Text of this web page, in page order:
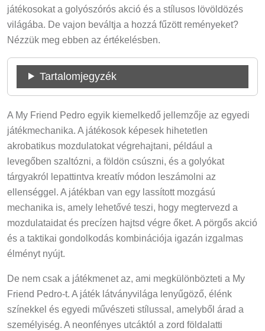
játékosokat a golyószórós akció és a stílusos lövöldözés
világába. De vajon beváltja a hozzá fűzött reményeket?
Nézzük meg ebben az értékelésben.
Tartalomjegyzék
A My Friend Pedro egyik kiemelkedő jellemzője az egyedi
játékmechanika. A játékosok képesek hihetetlen
akrobatikus mozdulatokat végrehajtani, például a
levegőben szaltózni, a földön csúszni, és a golyókat
tárgyakról lepattintva kreatív módon leszámolni az
ellenséggel. A játékban van egy lassított mozgású
mechanika is, amely lehetővé teszi, hogy megtervezd a
mozdulataidat és precízen hajtsd végre őket. A pörgős akció
és a taktikai gondolkodás kombinációja igazán izgalmas
élményt nyújt.
De nem csak a játékmenet az, ami megkülönbözteti a My
Friend Pedro-t. A játék látványvilága lenyűgöző, élénk
színekkel és egyedi művészeti stílussal, amelyből árad a
személyiség. A neonfényes utcáktól a zord földalatti